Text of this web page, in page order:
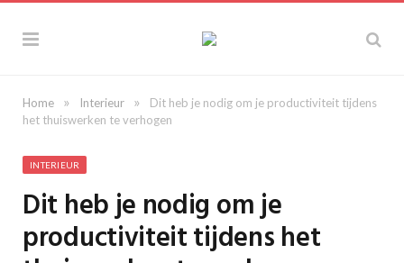
Home » Interieur »
Dit heb je nodig om je productiviteit tijdens
het thuiswerken te verhogen
INTERIEUR
Dit heb je nodig om je
productiviteit tijdens het